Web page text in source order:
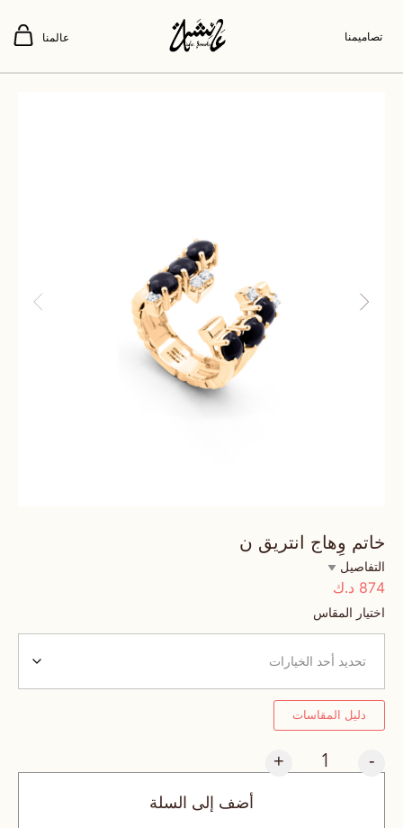
تصاميمنا عالمنا
خاتم وِهاج انتريق ن
التفاصيل
874 د.ك
اختيار المقاس
دليل المقاسات
-
+
أضف إلى السلة